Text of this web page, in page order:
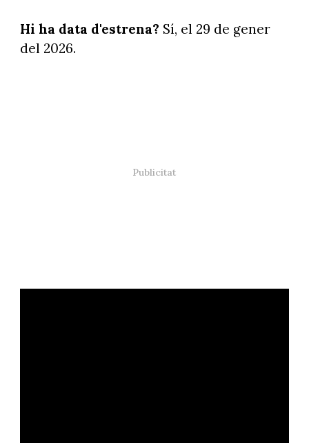
Hi ha data d'estrena? Sí, el 29 de gener
del 2026.